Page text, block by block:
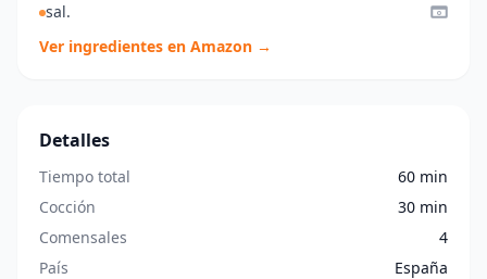
sal.
Ver ingredientes en Amazon →
Detalles
Tiempo total
60 min
Cocción
30 min
Comensales
4
País
España